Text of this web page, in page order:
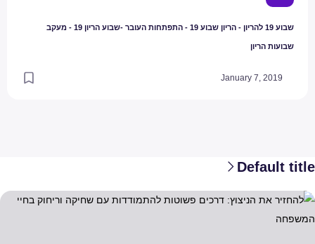
שבוע 19 להריון - הריון שבוע 19 - התפתחות העובר -שבוע הריון 19 - מעקב
שבועות הריון
January 7, 2019
Default title
להחזיר את הניצוץ: דרכים פשוטות להתמודדות עם שחיקה וריחוק בחיי